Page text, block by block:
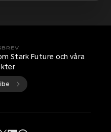
Stark Future och våra